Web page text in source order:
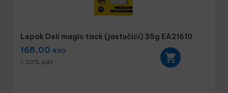
Lepak Deli magic tack (jastučići) 35g EA21610
168,00 RSD
+ 20% pdv